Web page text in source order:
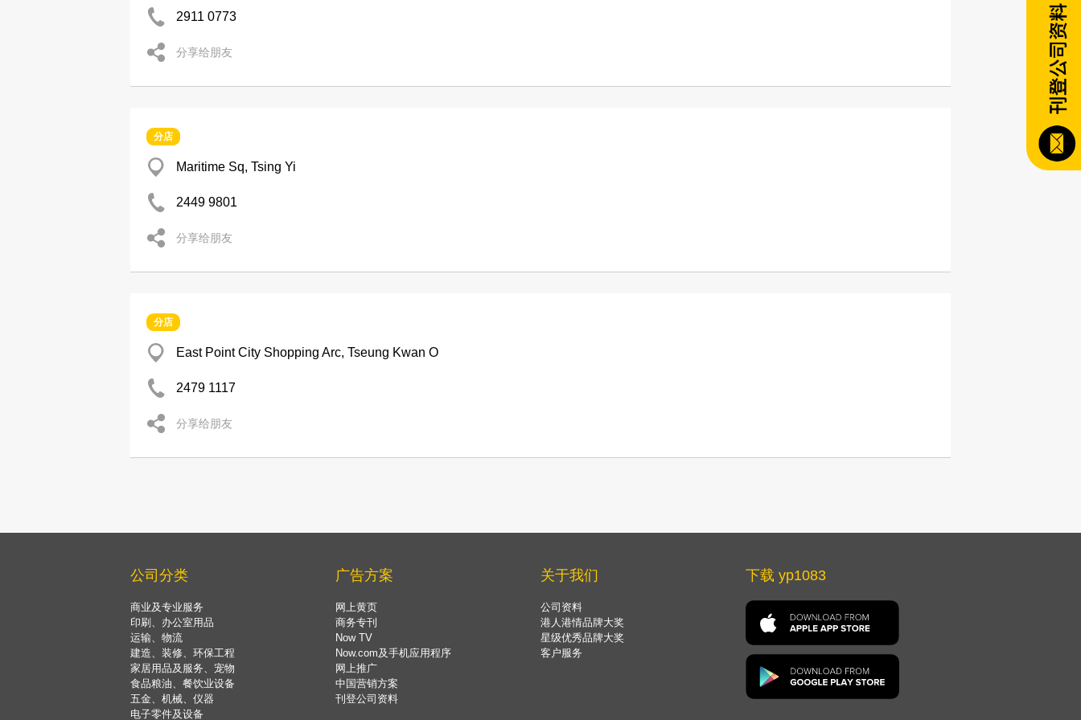
2911 0773
分享给朋友
分店
Maritime Sq, Tsing Yi
2449 9801
分享给朋友
分店
East Point City Shopping Arc, Tseung Kwan O
2479 1117
分享给朋友
公司分类
商业及专业服务
印刷、办公室用品
运输、物流
建造、装修、环保工程
家居用品及服务、宠物
食品粮油、餐饮业设备
五金、机械、仪器
电子零件及设备
广告方案
网上黄页
商务专刊
Now TV
Now.com及手机应用程序
网上推广
中国营销方案
刊登公司资料
关于我们
公司资料
港人港情品牌大奖
星级优秀品牌大奖
客户服务
下载 yp1083